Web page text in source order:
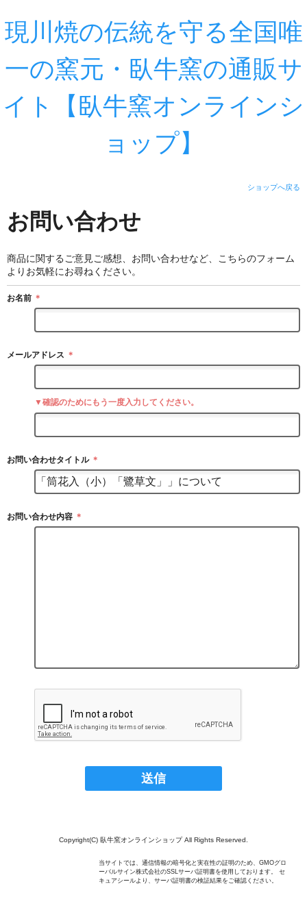
現川焼の伝統を守る全国唯
一の窯元・臥牛窯の通販サ
イト【臥牛窯オンラインシ
ョップ】
ショップへ戻る
お問い合わせ
商品に関するご意見ご感想、お問い合わせなど、こちらのフォーム
よりお気軽にお尋ねください。
お名前 ＊
メールアドレス ＊
▼確認のためにもう一度入力してください。
お問い合わせタイトル ＊
お問い合わせ内容 ＊
Copyright(C) 臥牛窯オンラインショップ All Rights Reserved.
当サイトでは、通信情報の暗号化と実在性の証明のため、GMOグロ
ーバルサイン株式会社のSSLサーバ証明書を使用しております。 セ
キュアシールより、サーバ証明書の検証結果をご確認ください。